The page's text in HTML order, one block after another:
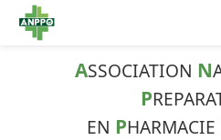
ASSOCIATION N
P
EN PHARMACIE